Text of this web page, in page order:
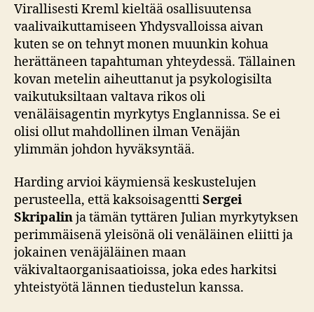
Virallisesti Kreml kieltää osallisuutensa
vaalivaikuttamiseen Yhdysvalloissa aivan
kuten se on tehnyt monen muunkin kohua
herättäneen tapahtuman yhteydessä. Tällainen
kovan metelin aiheuttanut ja psykologisilta
vaikutuksiltaan valtava rikos oli
venäläisagentin myrkytys Englannissa. Se ei
olisi ollut mahdollinen ilman Venäjän
ylimmän johdon hyväksyntää.
Harding arvioi käymiensä keskustelujen
perusteella, että kaksoisagenttiSergei
Skripalinja tämän tyttären Julian myrkytyksen
perimmäisenä yleisönä oli venäläinen eliitti ja
jokainen venäjäläinen maan
väkivaltaorganisaatioissa, joka edes harkitsi
yhteistyötä lännen tiedustelun kanssa.